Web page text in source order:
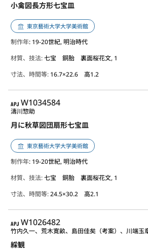
小禽図長方形七宝皿
東京藝術大学大学美術館
制作年: 19-20世紀, 明治時代
材質、技法:七宝 銅胎 裏面桜花文, 1
寸法、時間等: 16.7×22.6 高1.2
APJ
W1034584
月に秋草図団扇形七宝皿
濤川惣助
東京藝術大学大学美術館
制作年: 19-20世紀, 明治時代
材質、技法:七宝 銅胎 裏面桜花文, 1
寸法、時間等:24.5×30.2 高2.1
APJ
W1026482
綵観